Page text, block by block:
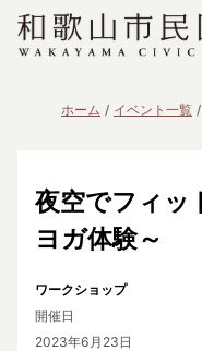
ホーム イベント一覧
夜空でフィッ
ヨガ体験～
ワークショップ
開催日
2023年6月23日